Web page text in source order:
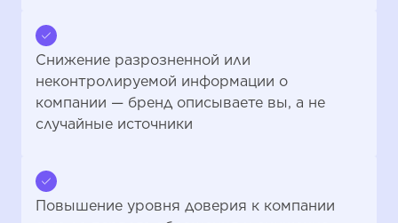
Снижение разрозненной или
неконтролируемой информации о
компании — бренд описываете вы, а не
случайные источники
Повышение уровня доверия к компании